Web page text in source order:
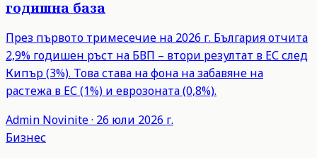
годишна база
През първото тримесечие на 2026 г. България отчита
2,9% годишен ръст на БВП – втори резултат в ЕС след
Кипър (3%). Това става на фона на забавяне на
растежа в ЕС (1%) и еврозоната (0,8%).
Admin Novinite· 26 юли 2026 г.
Бизнес